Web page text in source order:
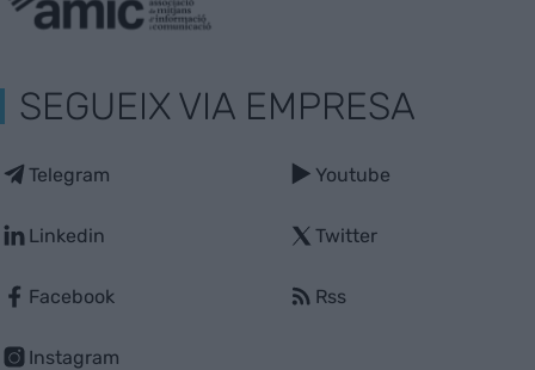
SEGUEIX VIA EMPRESA
Telegram
Linkedin
Facebook
Instagram
Youtube
Twitter
Rss